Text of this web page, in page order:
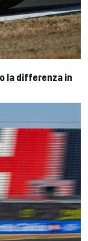
la differenza in